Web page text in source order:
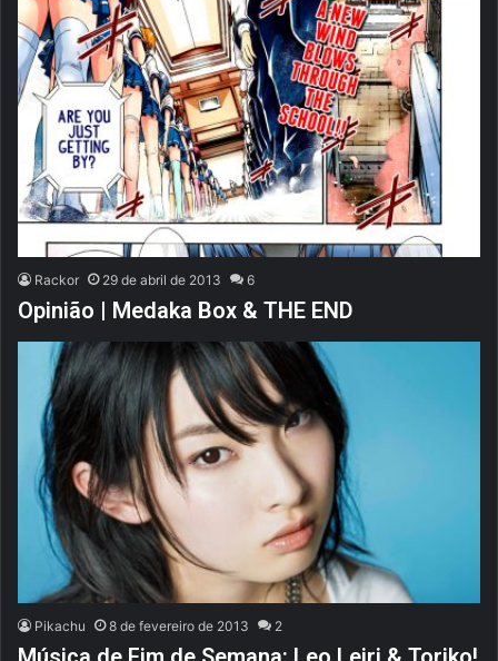
Rackor 29 de abril de 2013 6
Opinião | Medaka Box & THE END
Pikachu 8 de fevereiro de 2013 2